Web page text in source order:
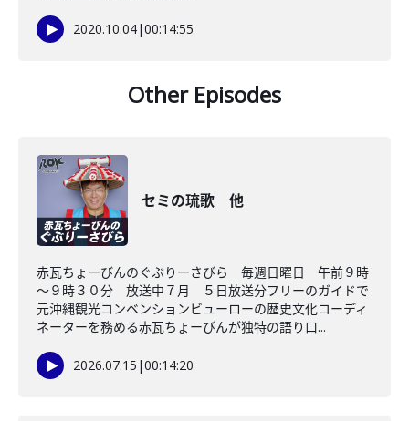
2020.10.04|00:14:55
Other Episodes
セミの琉歌 他
赤瓦ちょーびんのぐぶりーさびら 毎週日曜日 午前９時
～９時３０分 放送中７月 ５日放送分フリーのガイドで
元沖縄観光コンベンションビューローの歴史文化コーディ
ネーターを務める赤瓦ちょーびんが独特の語り口...
2026.07.15 |00:14:20